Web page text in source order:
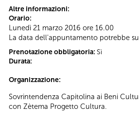
Altre informazioni:
Orario:
Lunedì 21 marzo 2016 ore 16.00
La data dell'appuntamento potrebbe
Prenotazione obbligatoria: Sì
Durata:
Organizzazione:
Sovrintendenza Capitolina ai Beni
con Zètema Progetto Cultura.